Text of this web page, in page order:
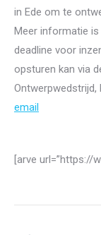
in Ede om te
Meer informatie is
deadline voor
opsturen kan via
Ontwerpwedstrijd,
email
[arve url=”https://